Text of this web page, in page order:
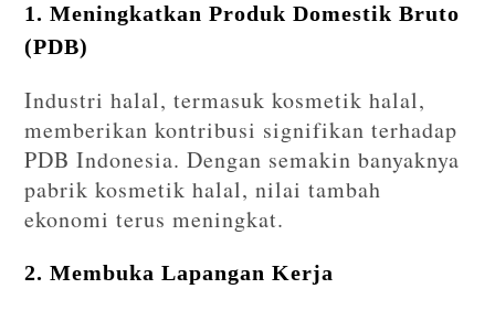
1. Meningkatkan Produk Domestik Bruto
(PDB)
Industri halal, termasuk kosmetik halal,
memberikan kontribusi signifikan terhadap
PDB Indonesia. Dengan semakin banyaknya
pabrik kosmetik halal, nilai tambah
ekonomi terus meningkat.
2. Membuka Lapangan Kerja